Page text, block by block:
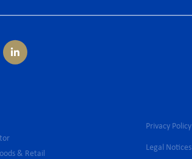
& Retail
Privacy Policy
Legal Notices